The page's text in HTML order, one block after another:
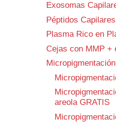
Exosomas
Péptidos Capilares
Plasma Rico en
Cejas con MMP +
Micropigmentación
areola GRATIS